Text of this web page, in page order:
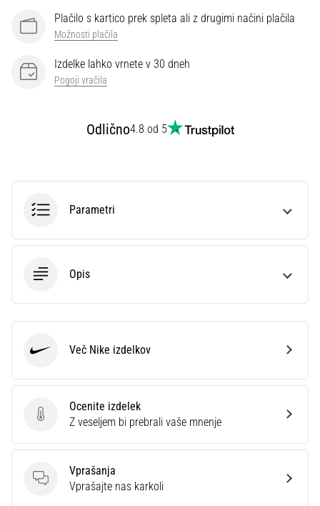
Tekaško
znano
tudi
zelo
pogosta
zdravstvena
s
katero
vse
Plačilo s kartico prek spleta ali z drugimi načini plačila
Možnosti plačila
Izdelke lahko vrnete v 30 dneh
Pogoji vračila
Odlično4.8 od 5
Parametri
Opis
Ocenite izdelek
Ocenite izdelek
Z veseljem bi prebrali vaše mnenje
Vprašanja
Vprašanja
Vprašajte nas karkoli
Nike Več Nike izdelkov